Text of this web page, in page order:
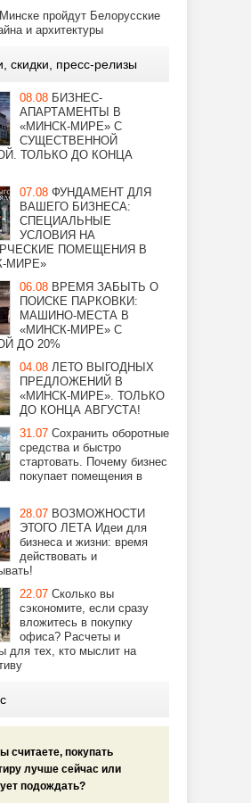
пройдут Белорусские
и архитектуры
скидки, пресс-релизы
08.08 БИЗНЕС-
АПАРТАМЕНТЫ В
«МИНСК-МИРЕ» С
СУЩЕСТВЕННОЙ
ТОЛЬКО ДО КОНЦА
07.08 ФУНДАМЕНТ ДЛЯ
ВАШЕГО БИЗНЕСА:
СПЕЦИАЛЬНЫЕ
УСЛОВИЯ НА
ПОМЕЩЕНИЯ В
МИРЕ»
06.08 ВРЕМЯ ЗАБЫТЬ О
ПОИСКЕ ПАРКОВКИ:
МАШИНО-МЕСТА В
«МИНСК-МИРЕ» С
ДО 20%
04.08 ЛЕТО ВЫГОДНЫХ
ПРЕДЛОЖЕНИЙ В
«МИНСК-МИРЕ». ТОЛЬКО
ДО КОНЦА АВГУСТА!
31.07 Сохранить оборотные
средства и быстро
стартовать. Почему бизнес
покупает помещения в
28.07 ВОЗМОЖНОСТИ
ЭТОГО ЛЕТА Идеи для
бизнеса и жизни: время
действовать и
22.07 Сколько вы
сэкономите, если сразу
вложитесь в покупку
офиса? Расчеты и
для тех, кто мыслит на
считаете, покупать
лучше сейчас или
подождать?